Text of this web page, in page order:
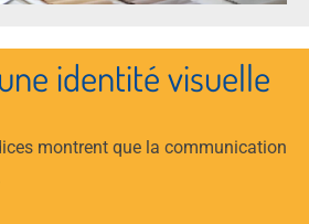
identité visuelle
montrent que la communication